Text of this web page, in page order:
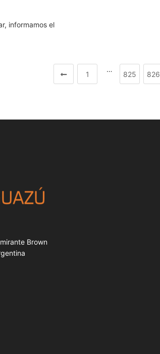
informamos el
1
…
825 826
Brown